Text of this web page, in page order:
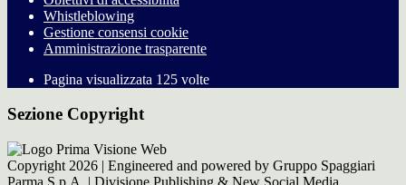
Whistleblowing
Gestione consensi cookie
Amministrazione trasparente
Pagina visualizzata 125 volte
Sezione Copyright
Copyright 2026 | Engineered and powered by Gruppo Spaggiari
Parma S.p.A. | Divisione Publishing & New Social Media